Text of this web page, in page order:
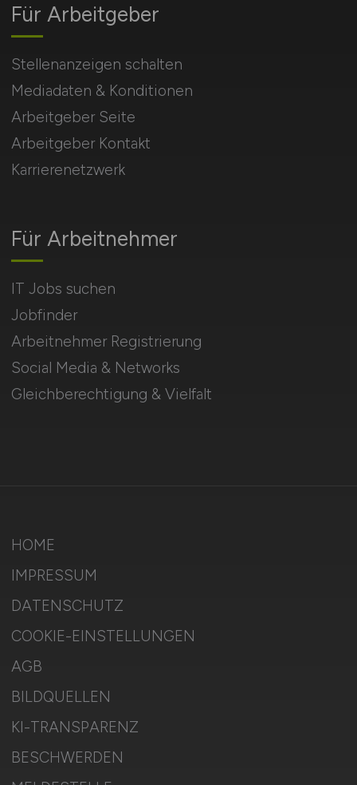
Für Arbeitnehmer
IT Jobs suchen
Jobfinder
Arbeitnehmer Registrierung
Social Media & Networks
Gleichberechtigung & Vielfalt
Für Arbeitgeber
Stellenanzeigen schalten
Mediadaten & Konditionen
Arbeitgeber Seite
Arbeitgeber Kontakt
Karrierenetzwerk
HOME
IMPRESSUM
DATENSCHUTZ
COOKIE-EINSTELLUNGEN
AGB
BILDQUELLEN
KI-TRANSPARENZ
BESCHWERDEN